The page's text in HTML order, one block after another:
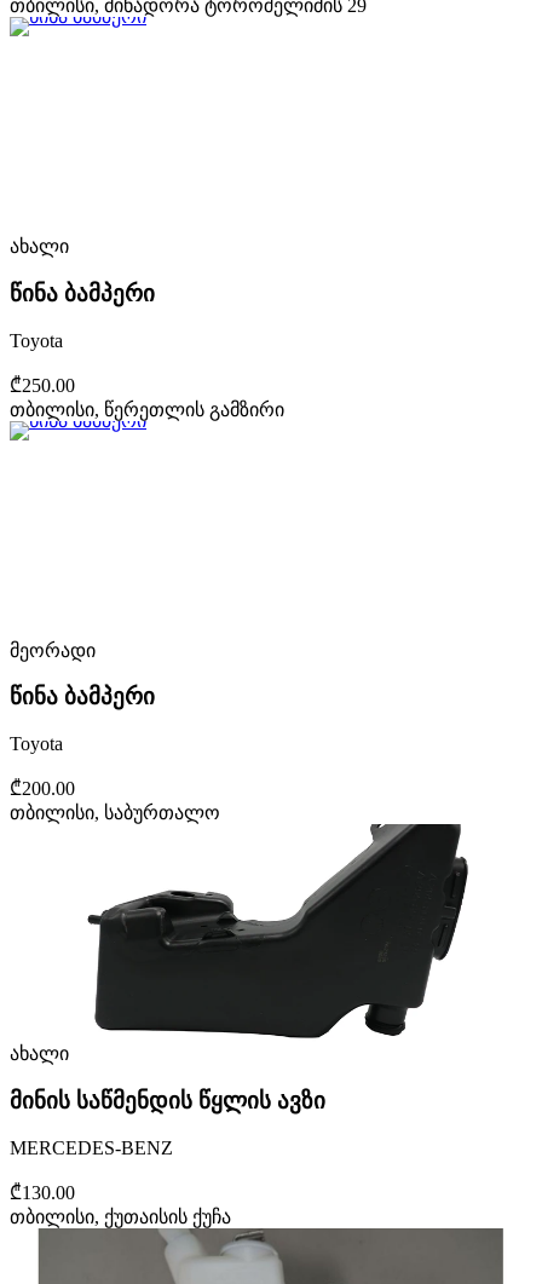
თბილისი, მინადორა ტოროშელიძის 29
ახალი
წინა ბამპერი
Toyota
₾250.00
თბილისი, წერეთლის გამზირი
მეორადი
წინა ბამპერი
Toyota
₾200.00
თბილისი, საბურთალო
ახალი
მინის საწმენდის წყლის ავზი
MERCEDES-BENZ
₾130.00
თბილისი, ქუთაისის ქუჩა